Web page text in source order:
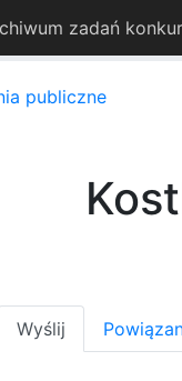
zadań
publiczne
Wyślij